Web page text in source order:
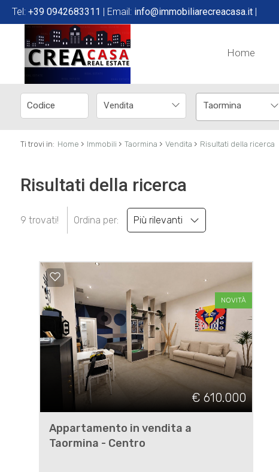
Home
Tel: +39 0942683311 | Email: info@immobiliarecreacasa.it |
Vendita Taormina
Ti trovi in: Home › Immobili › Taormina › Vendita › Risultati della ricerca
Risultati della ricerca
9 trovati! Ordina per: Più rilevanti
NOVITÀ
€ 610.000
Appartamento in vendita a
Taormina - Centro